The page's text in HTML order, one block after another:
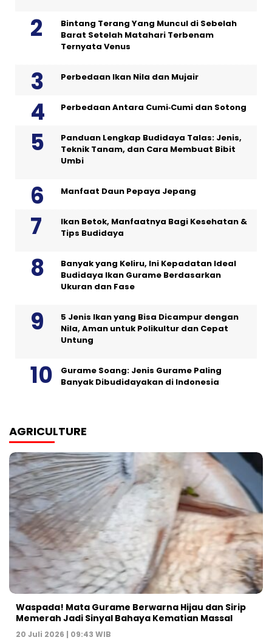
Bintang Terang Yang Muncul di Sebelah
Barat Setelah Matahari Terbenam
Ternyata Venus
Perbedaan Ikan Nila dan Mujair
Perbedaan Antara Cumi‑Cumi dan Sotong
Panduan Lengkap Budidaya Talas: Jenis,
Teknik Tanam, dan Cara Membuat Bibit
Umbi
Manfaat Daun Pepaya Jepang
Ikan Betok, Manfaatnya Bagi Kesehatan &
Tips Budidaya
Banyak yang Keliru, Ini Kepadatan Ideal
Budidaya Ikan Gurame Berdasarkan
Ukuran dan Fase
5 Jenis Ikan yang Bisa Dicampur dengan
Nila, Aman untuk Polikultur dan Cepat
Untung
Gurame Soang: Jenis Gurame Paling
Banyak Dibudidayakan di Indonesia
AGRICULTURE
Waspada! Mata Gurame Berwarna Hijau dan Sirip
Memerah Jadi Sinyal Bahaya Kematian Massal
20 Juli 2026 | 09:43 WIB